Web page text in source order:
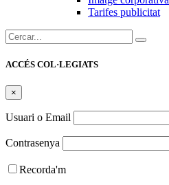
Tarifes publicitat
Cercar:
ACCÉS COL·LEGIATS
×
Usuari o Email
Contrasenya
Recorda'm